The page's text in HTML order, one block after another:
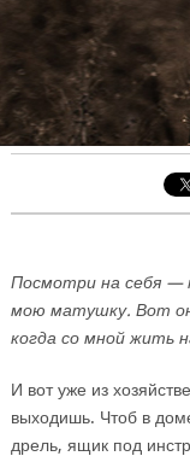
Посмотри на себя —
мою матушку. Вот
когда со мной жить
И вот уже из
выходишь. Чтоб в
дрель, ящик под